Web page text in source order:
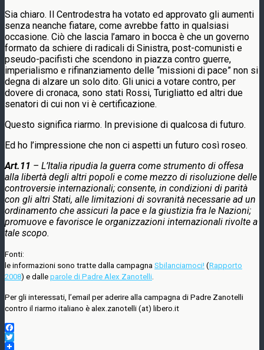
Sia chiaro. Il Centrodestra ha votato ed approvato gli aumenti
senza neanche fiatare, come avrebbe fatto in qualsiasi
occasione. Ciò che lascia l’amaro in bocca è che un governo
formato da schiere di radicali di Sinistra, post-comunisti e
pseudo-pacifisti che scendono in piazza contro guerre,
imperialismo e rifinanziamento delle “missioni di pace” non si
degna di alzare un solo dito. Gli unici a votare contro, per
dovere di cronaca, sono stati Rossi, Turigliatto ed altri due
senatori di cui non vi è certificazione.
Questo significa riarmo. In previsione di qualcosa di futuro.
Ed ho l’impressione che non ci aspetti un futuro così roseo.
Art.11 – L’Italia ripudia la guerra come strumento di offesa
alla libertà degli altri popoli e come mezzo di risoluzione delle
controversie internazionali; consente, in condizioni di parità
con gli altri Stati, alle limitazioni di sovranità necessarie ad un
ordinamento che assicuri la pace e la giustizia fra le Nazioni;
promuove e favorisce le organizzazioni internazionali rivolte a
tale scopo.
Fonti:
le informazioni sono tratte dalla campagna Sbilanciamoci! (Rapporto
2008) e dalle parole di Padre Alex Zanotelli
Per gli interessati, l’email per aderire alla campagna di Padre Zanotelli
contro il riarmo italiano è alex.zanotelli (at) libero.it
Facebook
Twitter